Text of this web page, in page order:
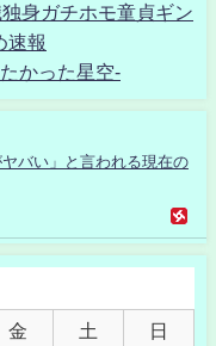
身ガチホモ童貞ギン
速報
かった星空-
バい」と言われる現在の
金 土 日